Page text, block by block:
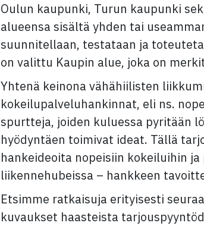
Oulun kaupunki, Turun kaupunki
alueensa sisältä yhden tai
suunnitellaan, testataan ja
on valittu Kaupin alue, joka on
Yhtenä keinona vähähiilisten
kokeilupalveluhankinnat, eli ns.
spurtteja, joiden kuluessa pyritään
hyödyntäen toimivat ideat. Tällä
hankeideoita nopeisiin kokeiluihin
liikennehubeissa – hankkeen
Etsimme ratkaisuja erityisesti
kuvaukset haasteista